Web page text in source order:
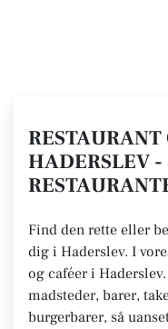
RESTAURANT
HADERSLEV -
Find den rette eller
dig i Haderslev. I
og caféer i
madsteder, barer,
burgerbarer, så